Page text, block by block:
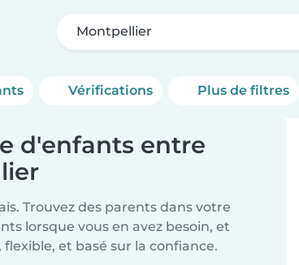
Montpellier
Vérifications Plus de filtres
d'enfants entre
Trouvez des parents dans votre
lorsque vous en avez besoin, et
et basé sur la confiance.